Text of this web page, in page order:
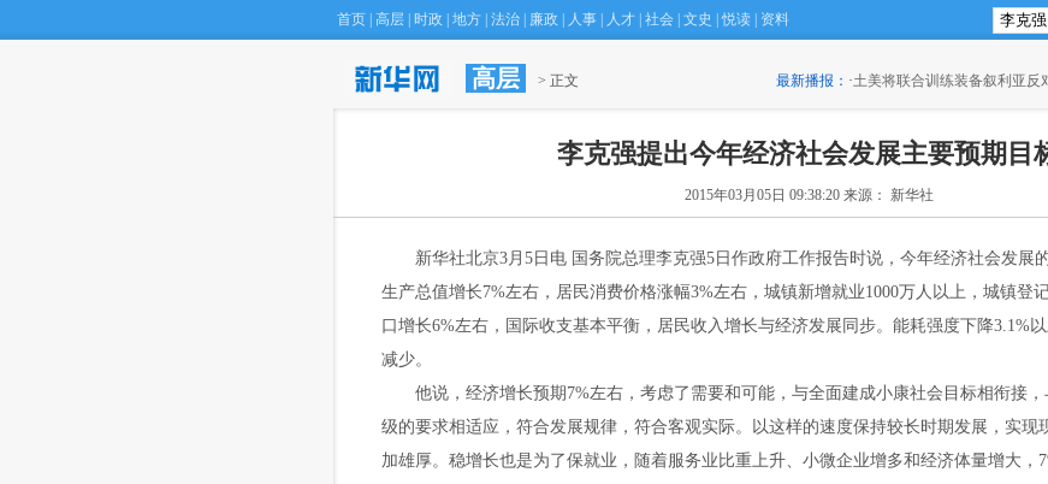
首页 高层 时政 地方 法治 廉政 人事 人才 社会 文史 悦读 资料
高层 > 正文 最新播报：
·北京庙会“空降”台北 市民吃玩乐翻天 ·土美将联合训练装备叙利亚反
李克强提出今年经济社会发展主要预期目
2015年03月05日 09:38:20 来源： 新华社
新华社北京3月5日电 国务院总理李克强5日作政府工作报告时说，今年经济社会发展
生产总值增长7%左右，居民消费价格涨幅3%左右，城镇新增就业1000万人以上，城镇登
口增长6%左右，国际收支基本平衡，居民收入增长与经济发展同步。能耗强度下降3.1%
减少。
他说，经济增长预期7%左右，考虑了需要和可能，与全面建成小康社会目标相衔接，
级的要求相适应，符合发展规律，符合客观实际。以这样的速度保持较长时期发展，实现
加雄厚。稳增长也是为了保就业，随着服务业比重上升、小微企业增多和经济体量增大，